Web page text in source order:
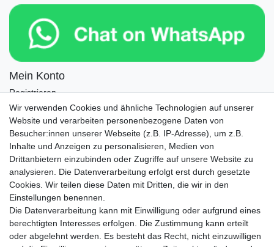
Mein Konto
Registrieren
Login
Newsletter
E-MAIL **
Newsletter
Honig
Hiermit bestätige ich, dass ich die
Einwilligung kann ich jederzeit widerrufen.**
Abonnieren
Wir verwenden Cookies und ähnliche Technologien auf unserer
Website und verarbeiten personenbezogene Daten von
Besucher:innen unserer Webseite (z.B. IP-Adresse), um z.B.
Inhalte und Anzeigen zu personalisieren, Medien von
Drittanbietern einzubinden oder Zugriffe auf unsere Website zu
analysieren. Die Datenverarbeitung erfolgt erst durch gesetzte
Cookies. Wir teilen diese Daten mit Dritten, die wir in den
Einstellungen benennen.
Die Datenverarbeitung kann mit Einwilligung oder aufgrund eines
berechtigten Interesses erfolgen. Die Zustimmung kann erteilt
oder abgelehnt werden. Es besteht das Recht, nicht einzuwilligen